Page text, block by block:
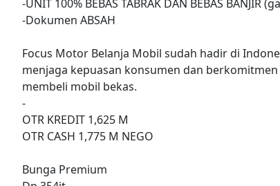
-UNIT 100% BEBAS TABRAK DAN BEBAS BANJIR
-Dokumen ABSAH
Focus Motor Belanja Mobil sudah hadir di
menjaga kepuasan konsumen dan
membeli mobil bekas.
-
OTR KREDIT 1,625 M
OTR CASH 1,775 M NEGO
Bunga Premium